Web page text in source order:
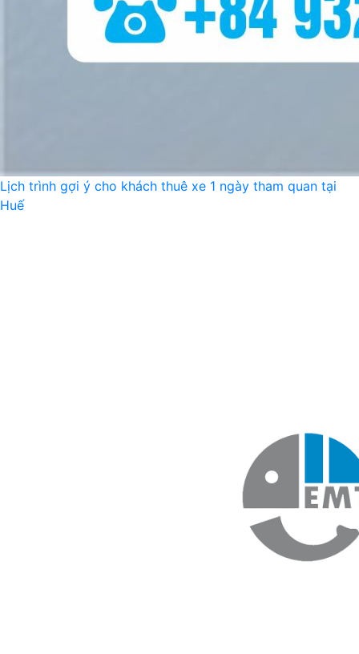
Lịch trình gợi ý cho khách thuê xe 1 ngày tham quan tại
Huế